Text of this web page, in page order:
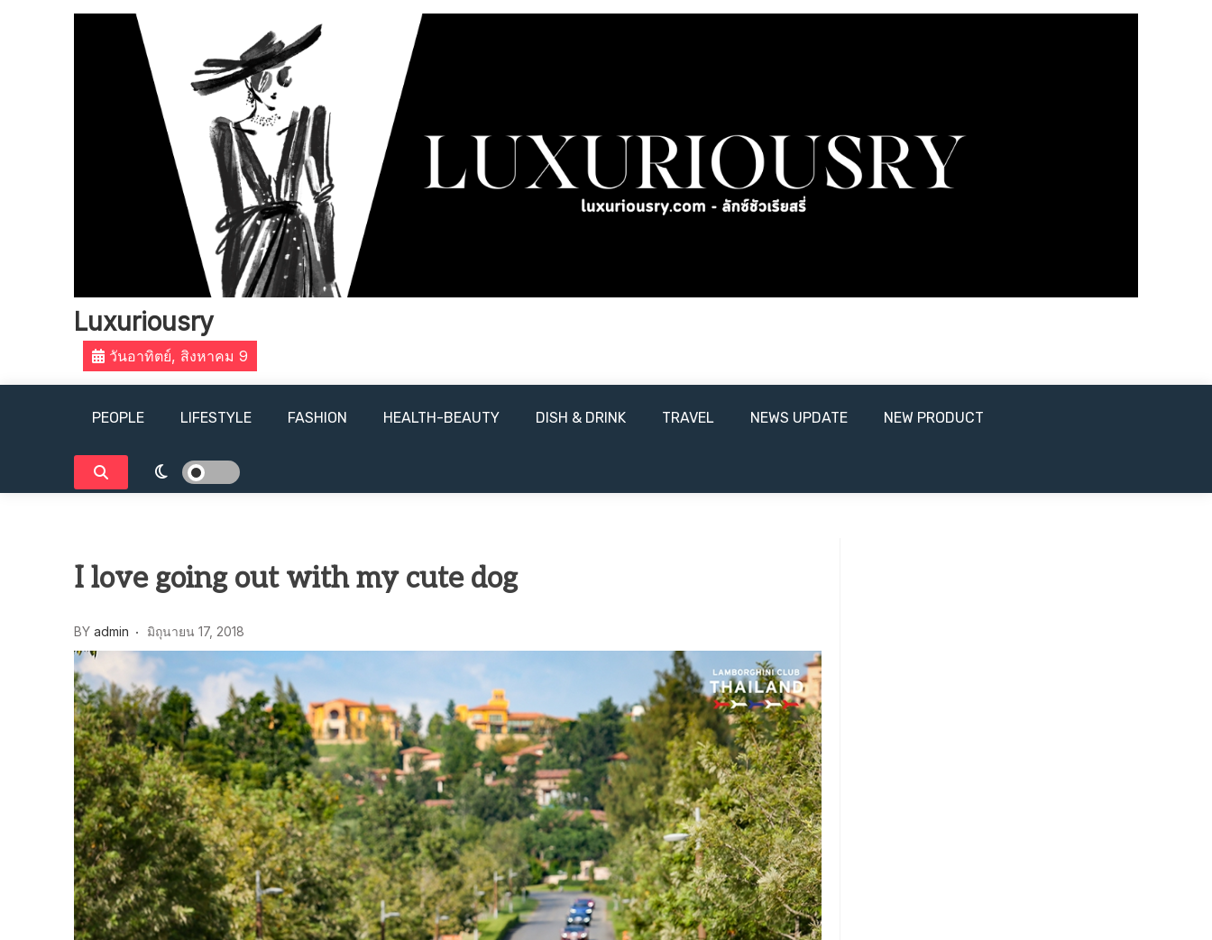
Luxuriousry
วันอาทิตย์, สิงหาคม 9
PEOPLE LIFESTYLE​ FASHION HEALTH-BEAUTY DISH & DRINK TRAVEL NEWS UPDATE NEW PRODUCT​
I love going out with my cute dog
BY admin มิถุนายน 17, 2018